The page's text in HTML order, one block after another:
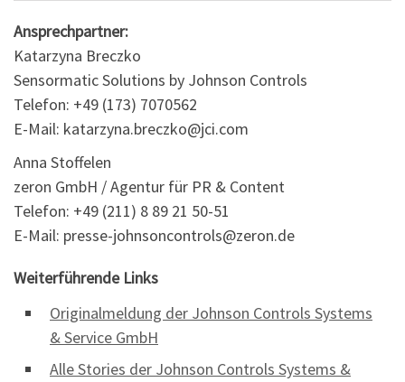
Ansprechpartner:
Katarzyna Breczko
Sensormatic Solutions by Johnson Controls
Telefon: +49 (173) 7070562
E-Mail: katarzyna.breczko@jci.com
Anna Stoffelen
zeron GmbH / Agentur für PR & Content
Telefon: +49 (211) 8 89 21 50-51
E-Mail: presse-johnsoncontrols@zeron.de
Weiterführende Links
Originalmeldung der Johnson Controls Systems
& Service GmbH
Alle Stories der Johnson Controls Systems &